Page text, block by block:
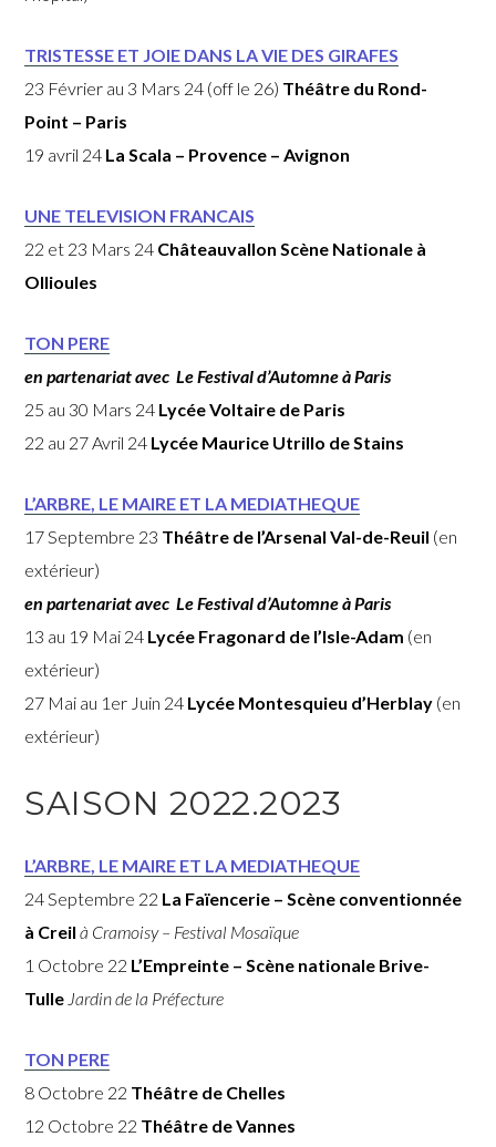
TRISTESSE ET JOIE DANS LA VIE DES GIRAFES
23 Février au 3 Mars 24 (off le 26) Théâtre du Rond-
Point – Paris
19 avril 24 La Scala – Provence – Avignon
UNE TELEVISION FRANCAIS
22 et 23 Mars 24 Châteauvallon Scène Nationale à
Ollioules
TON PERE
en partenariat avec Le Festival d’Automne à Paris
25 au 30 Mars 24 Lycée Voltaire de Paris
22 au 27 Avril 24 Lycée Maurice Utrillo de Stains
L’ARBRE, LE MAIRE ET LA MEDIATHEQUE
17 Septembre 23 Théâtre de l’Arsenal Val-de-Reuil (en
extérieur)
en partenariat avec Le Festival d’Automne à Paris
13 au 19 Mai 24 Lycée Fragonard de l’Isle-Adam (en
extérieur)
27 Mai au 1er Juin 24 Lycée Montesquieu d’Herblay (en
extérieur)
SAISON 2022.2023
L’ARBRE, LE MAIRE ET LA MEDIATHEQUE
24 Septembre 22 La Faïencerie – Scène conventionnée
à Creil à Cramoisy – Festival Mosaïque
1 Octobre 22 L’Empreinte – Scène nationale Brive-
Tulle Jardin de la Préfecture
TON PERE
8 Octobre 22 Théâtre de Chelles
12 Octobre 22 Théâtre de Vannes